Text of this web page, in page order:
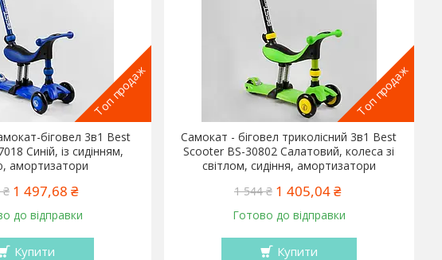
Топ продаж
біговел 3в1 Best
Синій, із сидінням,
амортизатори
₴ 1 497,68 ₴
до відправки
Купити
Топ продаж
Самокат - біговел триколісний 3в1 Best
Scooter BS-30802 Салатовий, колеса зі
світлом, сидіння, амортизатори
1 544 ₴ 1 405,04 ₴
Готово до відправки
Купити